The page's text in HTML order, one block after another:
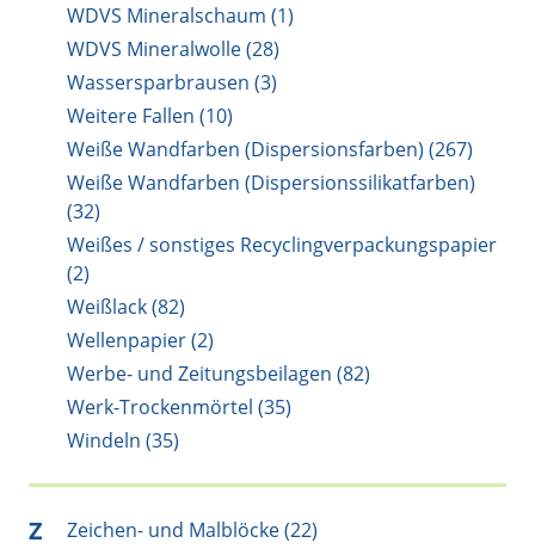
WDVS Mineralschaum (1)
WDVS Mineralwolle (28)
Wassersparbrausen (3)
Weitere Fallen (10)
Weiße Wandfarben (Dispersionsfarben) (267)
Weiße Wandfarben (Dispersionssilikatfarben)
(32)
Weißes / sonstiges Recyclingverpackungspapier
(2)
Weißlack (82)
Wellenpapier (2)
Werbe- und Zeitungsbeilagen (82)
Werk-Trockenmörtel (35)
Windeln (35)
Z
Zeichen- und Malblöcke (22)